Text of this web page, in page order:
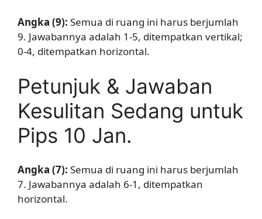
Angka (9): Semua di ruang ini harus berjumlah
9. Jawabannya adalah 1-5, ditempatkan vertikal;
0-4, ditempatkan horizontal.
Petunjuk & Jawaban
Kesulitan Sedang untuk
Pips 10 Jan.
Angka (7): Semua di ruang ini harus berjumlah
7. Jawabannya adalah 6-1, ditempatkan
horizontal.